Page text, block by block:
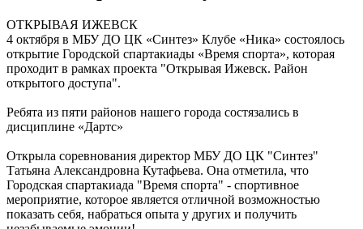
ОТКРЫВАЯ ИЖЕВСК
4 октября в МБУ ДО ЦК «Синтез» Клубе «Ника» состоялось
открытие Городской спартакиады «Время спорта», которая
проходит в рамках проекта "Открывая Ижевск. Район
открытого доступа".
Ребята из пяти районов нашего города состязались в
дисциплине «Дартс»
Открыла соревнования директор МБУ ДО ЦК "Синтез"
Татьяна Александровна Кутафьева. Она отметила, что
Городская спартакиада "Время спорта" - спортивное
мероприятие, которое является отличной возможностью
показать себя, набраться опыта у других и получить